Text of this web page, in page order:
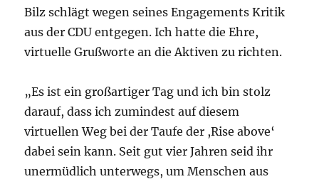
Bilz schlägt wegen seines Engagements Kritik
aus der CDU entgegen. Ich hatte die Ehre,
virtuelle Grußworte an die Aktiven zu richten.
„Es ist ein großartiger Tag und ich bin stolz
darauf, dass ich zumindest auf diesem
virtuellen Weg bei der Taufe der ,Rise above‘
dabei sein kann. Seit gut vier Jahren seid ihr
unermüdlich unterwegs, um Menschen aus